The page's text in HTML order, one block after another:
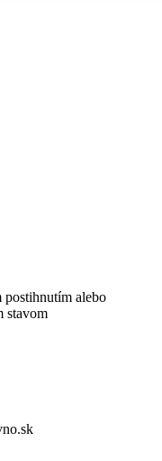
alebo
stavom